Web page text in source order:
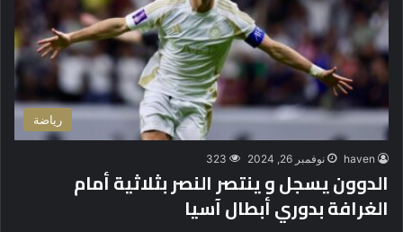
رياضة
haven نوفمبر 26, 2024 323
الدوون يسجل و ينتصر النصر بثلاثية أمام
الغرافة بدوري أبطال آسيا